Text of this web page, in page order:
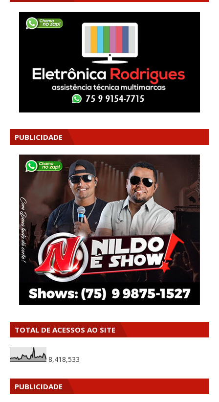
PUBLICIDADE
TOTAL DE ACESSOS AO SITE
8,418,533
PUBLICIDADE